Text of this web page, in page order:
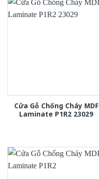
Cửa Gỗ Chống Cháy MDF
Laminate P1R2 23029